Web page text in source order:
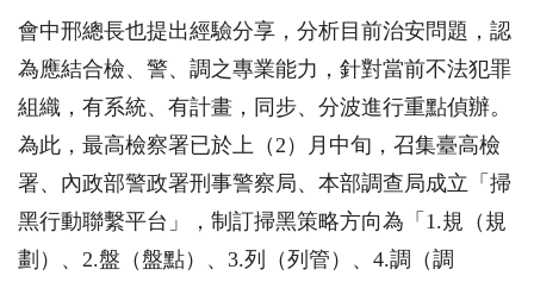
會中邢總長也提出經驗分享，分析目前治安問題，認
為應結合檢、警、調之專業能力，針對當前不法犯罪
組織，有系統、有計畫，同步、分波進行重點偵辦。
為此，最高檢察署已於上（2）月中旬，召集臺高檢
署、內政部警政署刑事警察局、本部調查局成立「掃
黑行動聯繫平台」，制訂掃黑策略方向為「 1.規（規
劃）、 2.盤（盤點）、 3.列（列管）、 4.調（調